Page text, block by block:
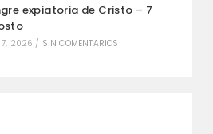
expiatoria de Cristo – 7
7, 2026 / SIN COMENTARIOS